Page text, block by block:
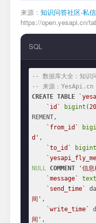
来源： 知识问答社区-私信
https://open.yesapi.cn/
SQL
-- 数据库大全：知识
-- 来源：YesApi.cn
CREATE TABLE
`id`
bigint (20
REMENT,
`from_id`
d' ,
`to_id`
bigint
NULL COMMENT '信
`message`
text
`send_time`
间' ,
`write_time`
间' ,